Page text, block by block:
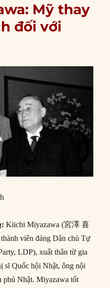
Mỹ thay
đối với
:Kiichi Miyazawa (宮澤 喜
viên đảng Dân chủ Tự
LDP), xuất thân từ gia
sĩ Quốc hội Nhật, ông nội
phủ Nhật. Miyazawa tốt